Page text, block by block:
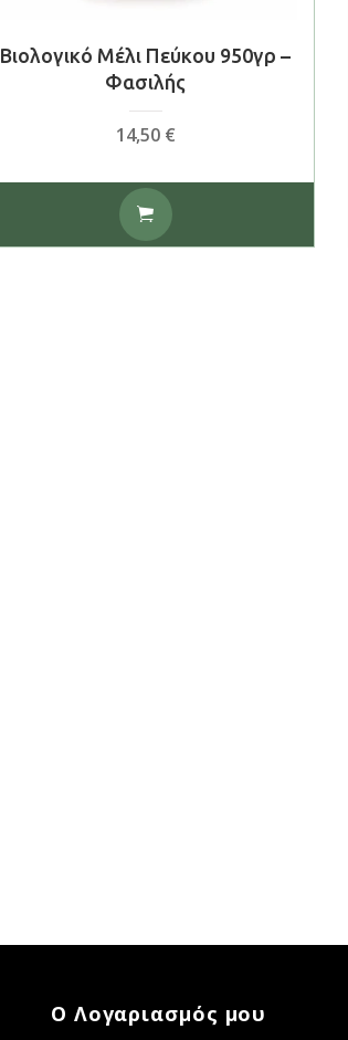
Βιολογικό Μέλι Πεύκου 950γρ –
Φασιλής
14,50 €
Ο Λογαριασμός μου